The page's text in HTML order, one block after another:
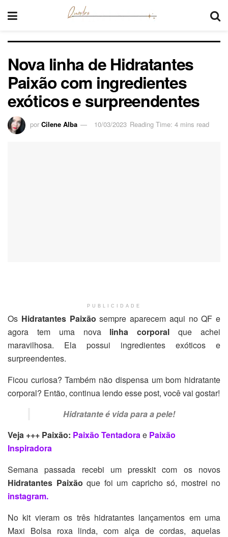
Nova linha de Hidratantes
Paixão com ingredientes
exóticos e surpreendentes
por Cilene Alba 10/03/2023 Reading Time: 4 mins read
PUBLICIDADE
Os Hidratantes Paixão sempre aparecem aqui no QF e
agora tem uma nova linha corporal que achei
maravilhosa. Ela possui ingredientes exóticos e
surpreendentes.
Ficou curiosa? Também não dispensa um bom hidratante
corporal? Então, continua lendo esse post, você vai gostar!
Hidratante é vida para a pele!
Veja +++ Paixão: Paixão Tentadorae Paixão
Inspiradora
Semana passada recebi um presskit com os novos
Hidratantes Paixão que foi um capricho só, mostrei no
instagram.
No kit vieram os três hidratantes lançamentos em uma
Maxi Bolsa roxa linda, com alça de cordas, aquelas